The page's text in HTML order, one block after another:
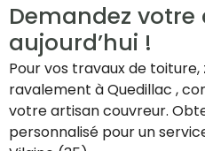
Demandez
aujourd’hui !
Pour vos travaux de
ravalement à Quedillac ,
votre artisan couvreur.
personnalisé pour un